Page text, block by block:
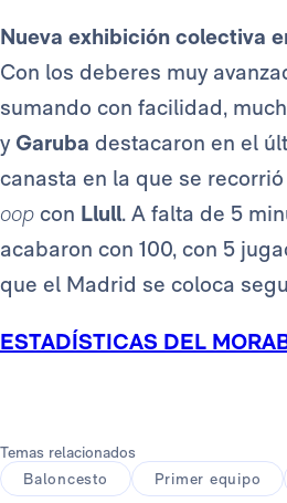
Nueva exhibición colectiva
Con los deberes muy
sumando con facilidad,
y Garuba destacaron en el
canasta en la que se
oop con Llull. A falta de 5
acabaron con 100, con 5
que el Madrid se coloca
ESTADÍSTICAS DEL
Temas relacionados
Baloncesto
Primer equipo